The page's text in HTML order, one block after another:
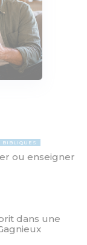
BIBLIQUES
ou enseigner
dans une